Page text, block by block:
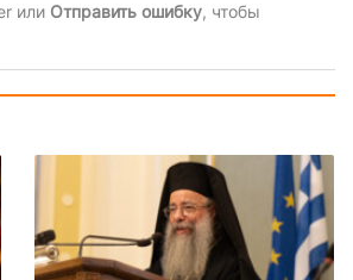
или Отправить ошибку, чтобы